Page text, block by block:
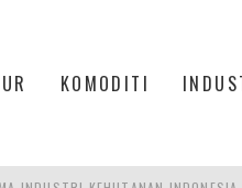
KOMODITI